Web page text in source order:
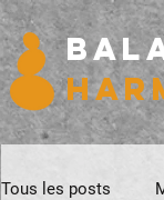
Tous les posts